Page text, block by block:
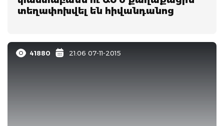
տեղափոխվել են հիվանդանոց
41880 21:06 07-11-2015